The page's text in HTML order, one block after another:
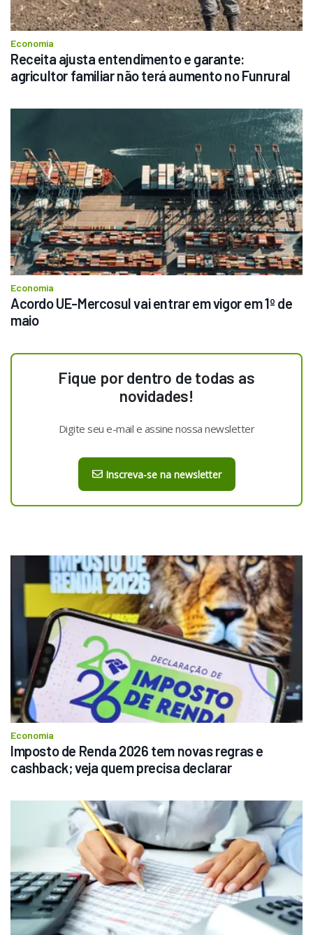
Economia
Receita ajusta entendimento e garante:
agricultor familiar não terá aumento no Funrural
Economia
Acordo UE-Mercosul vai entrar em vigor em 1º de
maio
Fique por dentro de todas as
novidades!
Digite seu e-mail e assine nossa newsletter
Inscreva-se na newsletter
Economia
Imposto de Renda 2026 tem novas regras e
cashback; veja quem precisa declarar